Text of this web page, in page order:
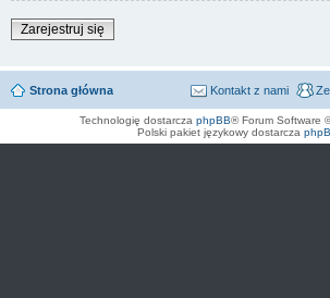
Zarejestruj się
Strona główna Kontakt z nami
Technologię dostarcza phpBB® Forum Software
Polski pakiet językowy dostarcza